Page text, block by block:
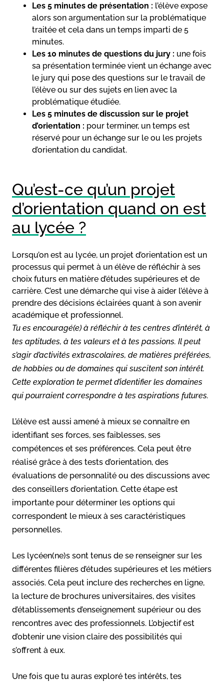
Les 5 minutes de présentation : l’élève expose
alors son argumentation sur la problématique
traitée et cela dans un temps imparti de 5
minutes.
Les 10 minutes de questions du jury : une fois
sa présentation terminée vient un échange avec
le jury qui pose des questions sur le travail de
l’élève ou sur des sujets en lien avec la
problématique étudiée.
Les 5 minutes de discussion sur le projet
d’orientation : pour terminer, un temps est
réservé pour un échange sur le ou les projets
d’orientation du candidat.
Qu’est-ce qu’un projet
d’orientation quand on est
au lycée ?
Lorsqu’on est au lycée, un projet d’orientation est un
processus qui permet à un élève de réfléchir à ses
choix futurs en matière d’études supérieures et de
carrière. C’est une démarche qui vise à aider l’élève à
prendre des décisions éclairées quant à son avenir
académique et professionnel.
Tu es encouragé(e) à réfléchir à tes centres d’intérêt, à
tes aptitudes, à tes valeurs et à tes passions. Il peut
s’agir d’activités extrascolaires, de matières préférées,
de hobbies ou de domaines qui suscitent son intérêt.
Cette exploration te permet d’identifier les domaines
qui pourraient correspondre à tes aspirations futures.
L’élève est aussi amené à mieux se connaître en
identifiant ses forces, ses faiblesses, ses
compétences et ses préférences. Cela peut être
réalisé grâce à des tests d’orientation, des
évaluations de personnalité ou des discussions avec
des conseillers d’orientation. Cette étape est
importante pour déterminer les options qui
correspondent le mieux à ses caractéristiques
personnelles.
Les lycéen(ne)s sont tenus de se renseigner sur les
différentes filières d’études supérieures et les métiers
associés. Cela peut inclure des recherches en ligne,
la lecture de brochures universitaires, des visites
d’établissements d’enseignement supérieur ou des
rencontres avec des professionnels. L’objectif est
d’obtenir une vision claire des possibilités qui
s’offrent à eux.
Une fois que tu auras exploré tes intérêts, tes